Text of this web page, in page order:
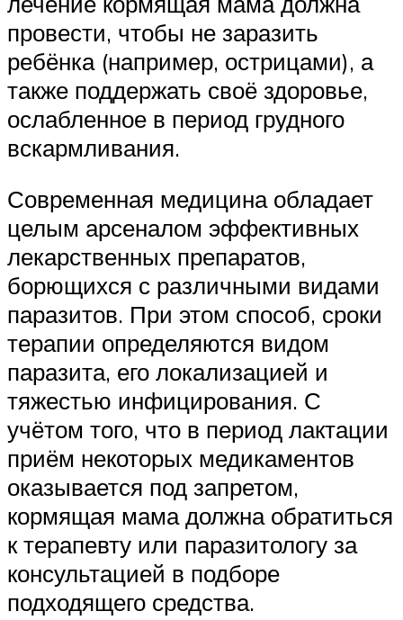
провести, чтобы не заразить
ребёнка (например, острицами), а
также поддержать своё здоровье,
ослабленное в период грудного
вскармливания.
Современная медицина обладает
целым арсеналом эффективных
лекарственных препаратов,
борющихся с различными видами
паразитов. При этом способ, сроки
терапии определяются видом
паразита, его локализацией и
тяжестью инфицирования. С
учётом того, что в период лактации
приём некоторых медикаментов
оказывается под запретом,
кормящая мама должна обратиться
к терапевту или паразитологу за
консультацией в подборе
подходящего средства.